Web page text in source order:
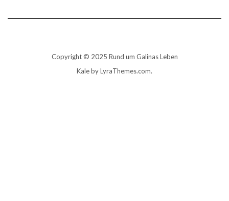
Copyright © 2025 Rund um Galinas Leben
Kaleby LyraThemes.com.